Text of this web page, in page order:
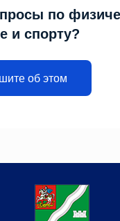
по
и спорту?
об этом